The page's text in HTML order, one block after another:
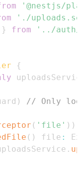
'@nestjs/
'./
} from '../auth/
{
)
// Only
( 'file' ) )
( ) file :
.